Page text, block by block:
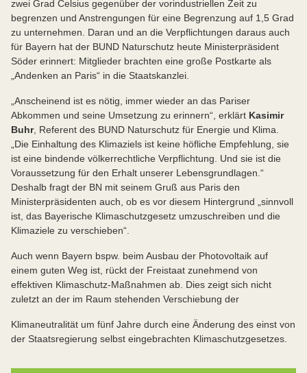
zwei Grad Celsius gegenüber der vorindustriellen Zeit zu
begrenzen und Anstrengungen für eine Begrenzung auf 1,5 Grad
zu unternehmen. Daran und an die Verpflichtungen daraus auch
für Bayern hat der BUND Naturschutz heute Ministerpräsident
Söder erinnert: Mitglieder brachten eine große Postkarte als
„Andenken an Paris“ in die Staatskanzlei.
„Anscheinend ist es nötig, immer wieder an das Pariser
Abkommen und seine Umsetzung zu erinnern“, erklärt Kasimir
Buhr, Referent des BUND Naturschutz für Energie und Klima.
„Die Einhaltung des Klimaziels ist keine höfliche Empfehlung, sie
ist eine bindende völkerrechtliche Verpflichtung. Und sie ist die
Voraussetzung für den Erhalt unserer Lebensgrundlagen.“
Deshalb fragt der BN mit seinem Gruß aus Paris den
Ministerpräsidenten auch, ob es vor diesem Hintergrund „sinnvoll
ist, das Bayerische Klimaschutzgesetz umzuschreiben und die
Klimaziele zu verschieben“.
Auch wenn Bayern bspw. beim Ausbau der Photovoltaik auf
einem guten Weg ist, rückt der Freistaat zunehmend von
effektiven Klimaschutz-Maßnahmen ab. Dies zeigt sich nicht
zuletzt an der im Raum stehenden Verschiebung der
Klimaneutralität um fünf Jahre durch eine Änderung des einst von
der Staatsregierung selbst eingebrachten Klimaschutzgesetzes.